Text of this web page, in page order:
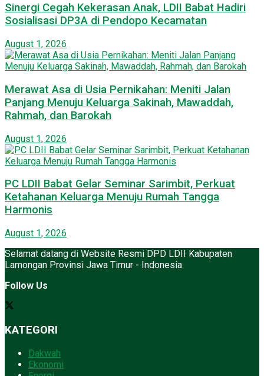
Sinergi Cegah Kekerasan Anak, LDII Babat Hadiri
Sosialisasi DP3A di Pendopo Kecamatan
August 1, 2026
Merawat Asa di Usia Pernikahan: Meniti Jalan
Panjang Menuju Keluarga Sakinah, Mawaddah,
Rahmah, dan Barokah
August 1, 2026
PC LDII Babat Gelar Seminar Sarimbit, Perkuat
Ketahanan Keluarga Menuju Rumah Tangga
Harmonis
August 1, 2026
Selamat datang di Website Resmi DPD LDII Kabupaten
Lamongan Provinsi Jawa Timur - Indonesia
Follow Us
KATEGORI
Dakwah
Ekonomi